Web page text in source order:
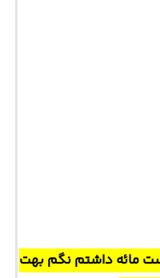
مائه داشتم نگم بهت